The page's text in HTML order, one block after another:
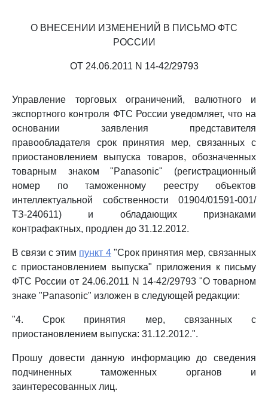
О ВНЕСЕНИИ ИЗМЕНЕНИЙ В ПИСЬМО ФТС
РОССИИ
ОТ 24.06.2011 N 14-42/29793
Управление торговых ограничений, валютного и
экспортного контроля ФТС России уведомляет, что на
основании заявления представителя
правообладателя срок принятия мер, связанных с
приостановлением выпуска товаров, обозначенных
товарным знаком "Panasonic" (регистрационный
номер по таможенному реестру объектов
интеллектуальной собственности 01904/01591-001/
ТЗ-240611) и обладающих признаками
контрафактных, продлен до 31.12.2012.
В связи с этим пункт 4"Срок принятия мер, связанных
с приостановлением выпуска" приложения к письму
ФТС России от 24.06.2011 N 14-42/29793 "О товарном
знаке "Panasonic" изложен в следующей редакции:
"4. Срок принятия мер, связанных с
приостановлением выпуска: 31.12.2012.".
Прошу довести данную информацию до сведения
подчиненных таможенных органов и
заинтересованных лиц.